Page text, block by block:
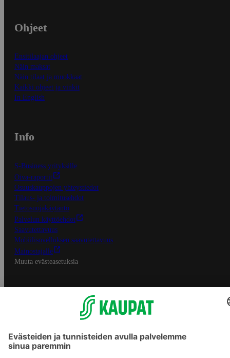
Ohjeet
Ensitilaajan ohjeet
Näin maksat
Näin tilaat ja muokkaat
Kaikki ohjeet ja vinkit
In English
Info
S-Business yrityksille
Oiva-raportit
Osuuskauppojen yhteystiedot
Tilaus- ja toimitusehdot
Tietosuojakäytäntö
Palvelun käyttöehdot
Saavutettavuus
Mobiilisovelluksen saavutettavuus
Mainostajalle
Muuta evästeasetuksia
S-ryhmän palvelut
Asiakasomistajuus
Yhteishyvä Ruoka -sovellus